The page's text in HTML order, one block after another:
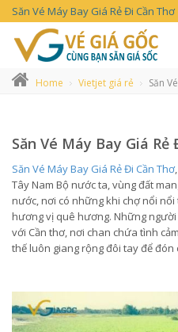
Săn Vé Máy Bay Giá Rẻ Đi Cần Thơ
Home Vietjet giá rẻ Săn
Săn Vé Máy Bay Giá Rẻ
Săn Vé Máy Bay Giá Rẻ Đi Cần Thơ
Tây Nam Bộ nước ta, vùng đất
nước, nơi có những khi chợ nổi
hương vị quê hương. Những
với Cần thơ, nơi chan chứa tình
thế luôn giang rộng đôi tay để